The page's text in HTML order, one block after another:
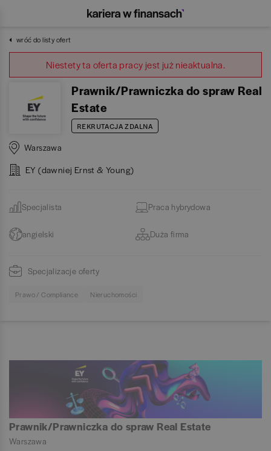
wróć do listy ofert
Niestety ta oferta pracy jest już nieaktualna.
Prawnik/Prawniczka do spraw Real
Estate
REKRUTACJA ZDALNA
Warszawa
EY (dawniej Ernst & Young)
Specjalista Praca hybrydowa
angielski Duża firma
Specjalizacje oferty
Prawo / Compliance Nieruchomości
Prawnik/Prawniczka do spraw Real Estate
Warszawa